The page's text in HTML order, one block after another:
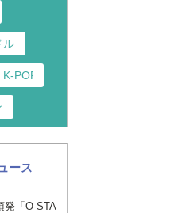
ル
POP和訳
ース
発「O-STA